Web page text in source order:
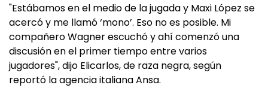
"Estábamos en el medio de la jugada y Maxi López se
acercó y me llamó ‘mono’. Eso no es posible. Mi
compañero Wagner escuchó y ahí comenzó una
discusión en el primer tiempo entre varios
jugadores", dijo Elicarlos, de raza negra, según
reportó la agencia italiana Ansa.